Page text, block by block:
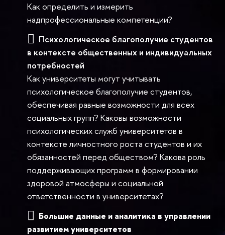
Как определить и измерить
надпрофессиональные компетенции?
Психологическое благополучие студентов
в контексте общественных и индивидуальных
потребностей
Как университеты могут учитывать
психологическое благополучие студентов,
обеспечивая равные возможности для всех
социальных групп? Каковы возможности
психологических служб университетов в
контексте личностного роста студентов и их
обязанностей перед обществом? Какова роль
поддерживающих программ в формировании
здоровой атмосферы и социальной
ответственности в университетах?
Большие данные и аналитика в управлении
развитием университетов